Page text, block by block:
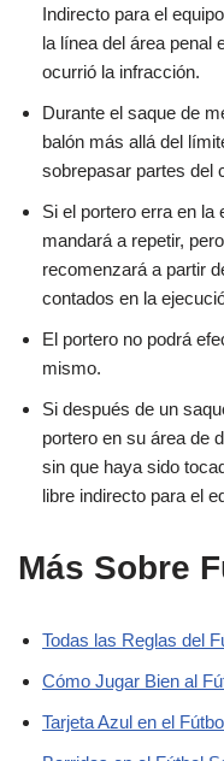
Indirecto para el
la línea del área penal
ocurrió la infracción.
Durante el saque de
balón más allá del
sobrepasar partes del
Si el portero erra en la
mandará a repetir,
recomenzará a partir
contados en la
El portero no podrá
mismo.
Si después de un
portero en su área de
sin que haya sido
libre indirecto para el
Más Sobre
Todas las Reglas del
Cómo Jugar Bien al
Tarjeta Azul en el